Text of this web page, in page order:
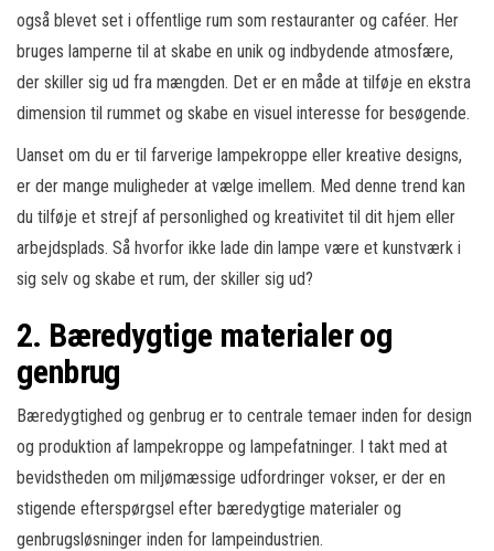
også blevet set i offentlige rum som restauranter og caféer. Her
bruges lamperne til at skabe en unik og indbydende atmosfære,
der skiller sig ud fra mængden. Det er en måde at tilføje en ekstra
dimension til rummet og skabe en visuel interesse for besøgende.
Uanset om du er til farverige lampekroppe eller kreative designs,
er der mange muligheder at vælge imellem. Med denne trend kan
du tilføje et strejf af personlighed og kreativitet til dit hjem eller
arbejdsplads. Så hvorfor ikke lade din lampe være et kunstværk i
sig selv og skabe et rum, der skiller sig ud?
2. Bæredygtige materialer og
genbrug
Bæredygtighed og genbrug er to centrale temaer inden for design
og produktion af lampekroppe og lampefatninger. I takt med at
bevidstheden om miljømæssige udfordringer vokser, er der en
stigende efterspørgsel efter bæredygtige materialer og
genbrugsløsninger inden for lampeindustrien.